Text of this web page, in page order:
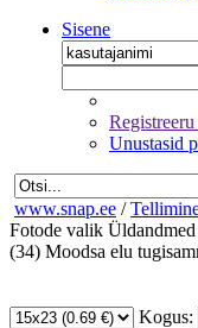
Sisene
Unustasid
www.snap.ee /
Fotode valik Üldandmed
(34) Moodsa elu
Kogus: